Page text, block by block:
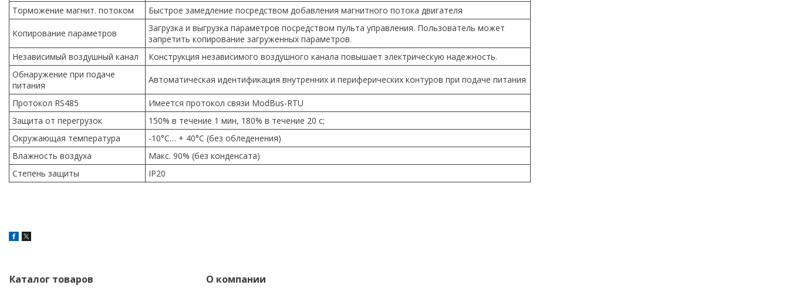
Торможение магнит. потоком
Быстрое замедление посредством добавления магнитного потока двигателя
Копирование параметров
Загрузка и выгрузка параметров посредством пульта управления. Пользователь может
запретить копирование загруженных параметров.
Независимый воздушный канал
Конструкция независимого воздушного канала повышает электрическую надежность.
Обнаружение при подаче
питания
Автоматическая идентификация внутренних и периферических контуров при подаче питания
Протокол RS485
Имеется протокол связи ModBus-RTU
Защита от перегрузок
150% в течение 1 мин, 180% в течение 20 с;
Окружающая температура
-10°C… + 40°C (без обледенения)
Влажность воздуха
Макс. 90% (без конденсата)
Степень защиты
IP20
Каталог товаров О компании